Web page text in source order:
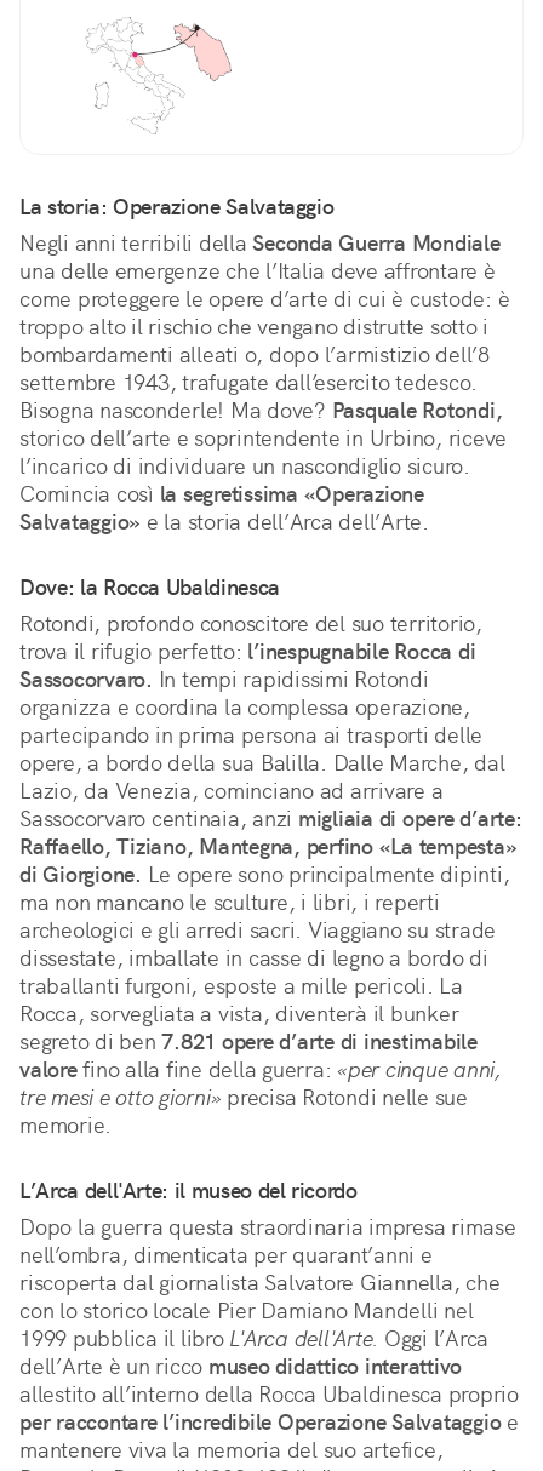
La storia: Operazione Salvataggio
Negli anni terribili della Seconda Guerra Mondiale
una delle emergenze che l’Italia deve affrontare è
come proteggere le opere d’arte di cui è custode: è
troppo alto il rischio che vengano distrutte sotto i
bombardamenti alleati o, dopo l’armistizio dell’8
settembre 1943, trafugate dall’esercito tedesco.
Bisogna nasconderle! Ma dove? Pasquale Rotondi,
storico dell’arte e soprintendente in Urbino, riceve
l’incarico di individuare un nascondiglio sicuro.
Comincia così la segretissima «Operazione
Salvataggio» e la storia dell’Arca dell’Arte.
Dove: la Rocca Ubaldinesca
Rotondi, profondo conoscitore del suo territorio,
trova il rifugio perfetto: l’inespugnabile Rocca di
Sassocorvaro. In tempi rapidissimi Rotondi
organizza e coordina la complessa operazione,
partecipando in prima persona ai trasporti delle
opere, a bordo della sua Balilla. Dalle Marche, dal
Lazio, da Venezia, cominciano ad arrivare a
Sassocorvaro centinaia, anzi migliaia di opere d’arte:
Raffaello, Tiziano, Mantegna, perfino «La tempesta»
di Giorgione. Le opere sono principalmente dipinti,
ma non mancano le sculture, i libri, i reperti
archeologici e gli arredi sacri. Viaggiano su strade
dissestate, imballate in casse di legno a bordo di
traballanti furgoni, esposte a mille pericoli. La
Rocca, sorvegliata a vista, diventerà il bunker
segreto di ben 7.821 opere d’arte di inestimabile
valore fino alla fine della guerra: «per cinque anni,
tre mesi e otto giorni» precisa Rotondi nelle sue
memorie.
L’Arca dell'Arte: il museo del ricordo
Dopo la guerra questa straordinaria impresa rimase
nell’ombra, dimenticata per quarant’anni e
riscoperta dal giornalista Salvatore Giannella, che
con lo storico locale Pier Damiano Mandelli nel
1999 pubblica il libro L'Arca dell'Arte. Oggi l’Arca
dell’Arte è un ricco museo didattico interattivo
allestito all’interno della Rocca Ubaldinesca proprio
per raccontare l’incredibile Operazione Salvataggioe
mantenere viva la memoria del suo artefice,